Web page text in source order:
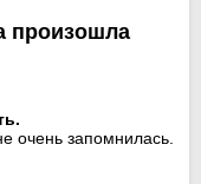
произошла
очень запомнилась.